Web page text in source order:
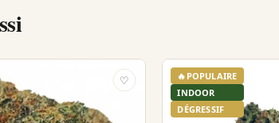
♡ 🔥 POPULAIRE
INDOOR
DÉGRESSIF